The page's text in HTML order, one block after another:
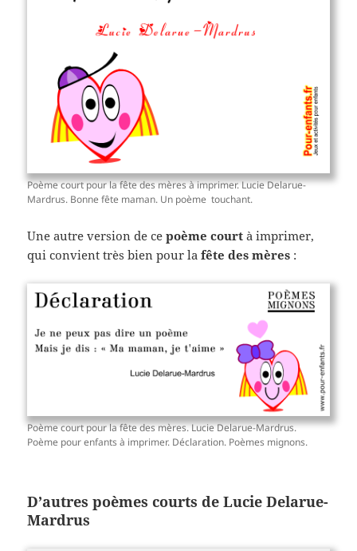
Poème court pour la fête des mères à imprimer. Lucie Delarue-
Mardrus. Bonne fête maman. Un poème touchant.
Une autre version de cepoème court à imprimer,
qui convient très bien pour lafête des mères :
Poème court pour la fête des mères. Lucie Delarue-Mardrus.
Poème pour enfants à imprimer. Déclaration. Poèmes mignons.
D’autrespoèmes courts de Lucie Delarue-
Mardrus